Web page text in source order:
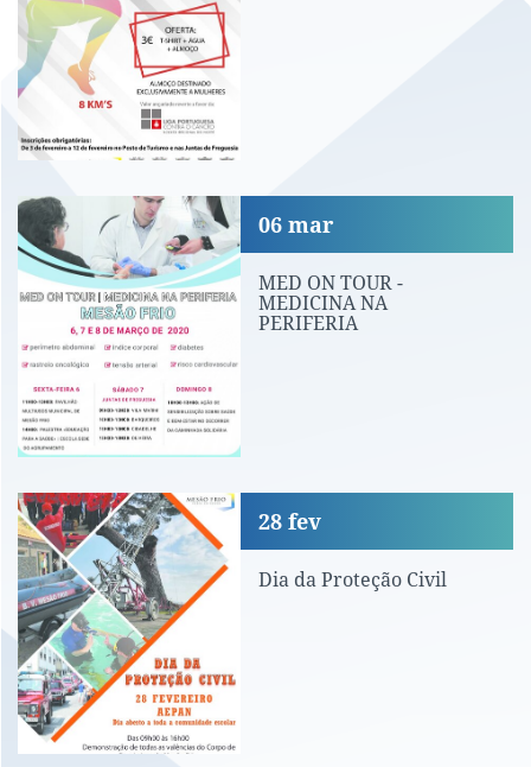
MED ON TOUR - MEDICINA NA
MED ON TOUR -
MEDICINA NA
PERIFERIA
06 mar
Dia da Proteção Civil
Dia da Proteção Civil
28 fev